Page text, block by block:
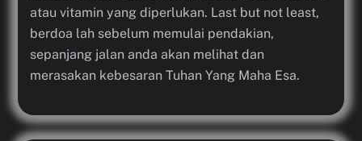
atau vitamin yang diperlukan. Last but not least,
berdoa lah sebelum memulai pendakian,
sepanjang jalan anda akan melihat dan
merasakan kebesaran Tuhan Yang Maha Esa.